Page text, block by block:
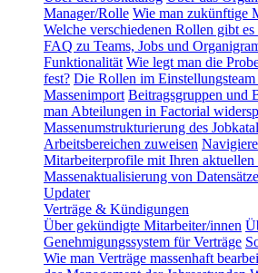
Manager/Rolle Wie man zukünftige
Welche verschiedenen Rollen gibt
FAQ zu Teams, Jobs und
Funktionalität Wie legt man die
fest? Die Rollen im Einstellungsteam
Massenimport Beitragsgruppen und
man Abteilungen in Factorial
Massenumstrukturierung des
Arbeitsbereichen zuweisen
Mitarbeiterprofile mit Ihren aktuellen
Massenaktualisierung von
Updater
Verträge & Kündigungen
Über gekündigte Mitarbeiter/innen
Genehmigungssystem für Verträge
Wie man Verträge massenhaft